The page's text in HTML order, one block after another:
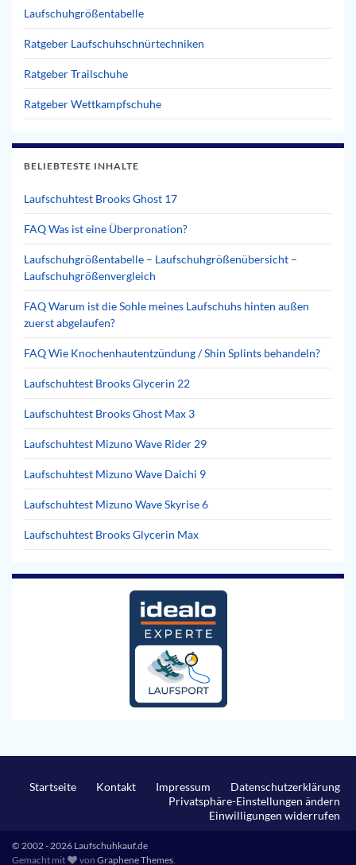
Laufschuhgrößentabelle
Ratgeber Laufschuhschnürtechniken
Ratgeber Trailschuhe
Ratgeber Wettkampfschuhe
BELIEBTESTE INHALTE
Laufschuhtest Brooks Ghost 17
FAQ Was ist eine Überpronation?
Laufschuhgrößentabelle – Laufschuhgrößenübersicht –
Laufschuhgrößenvergleich
FAQ Warum ist die Sohle meines Laufschuhs hinten außen
zuerst abgelaufen?
FAQ Wie Knochenhautentzündung / Shin Splints behandeln?
Laufschuhtest Brooks Glycerin 22
Laufschuhtest Brooks Ghost Max 3
Laufschuhtest Mizuno Wave Rider 29
Laufschuhtest Mizuno Wave Daichi 9
Laufschuhtest Mizuno Wave Skyrise 6
Laufschuhtest Brooks Glycerin Max
Startseite Kontakt Impressum
Datenschutzerklärung
Privatsphäre-Einstellungen ändern
Einwilligungen widerrufen
© 2002 - 2026 Laufschuhkauf.de
Gemacht mit
vonGraphene Themes